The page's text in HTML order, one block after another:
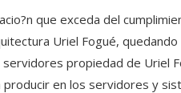
que exceda del
Uriel Fogué,
propiedad de Uriel
en los servidores y